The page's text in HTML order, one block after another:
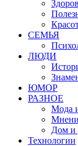
СЕМЬЯ
ЛЮДИ
ЮМОР
РАЗНОЕ
Мода
Дом и
Технологии